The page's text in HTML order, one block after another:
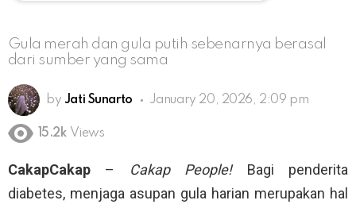
Gula merah dan gula putih sebenarnya berasal
dari sumber yang sama
by Jati Sunarto January 20, 2026, 2:09 pm
15.2k Views
CakapCakap – Cakap People!Bagi penderita
diabetes, menjaga asupan gula harian merupakan hal